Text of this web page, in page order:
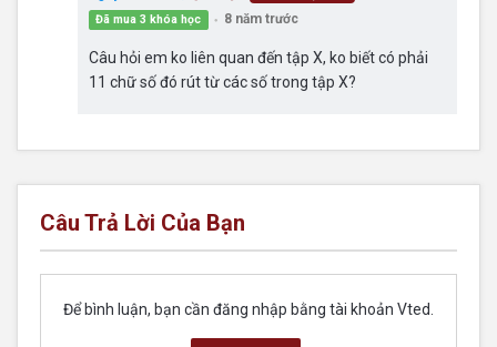
Đã mua 3 khóa học ● 8 năm trước
Câu hỏi em ko liên quan đến tập X, ko biết có phải
11 chữ số đó rút từ các số trong tập X?
Câu Trả Lời Của Bạn
Để bình luận, bạn cần đăng nhập bằng tài khoản Vted.